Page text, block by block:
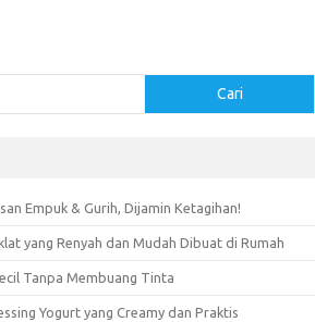
Cari
Empuk & Gurih, Dijamin Ketagihan!
yang Renyah dan Mudah Dibuat di Rumah
Tanpa Membuang Tinta
Yogurt yang Creamy dan Praktis